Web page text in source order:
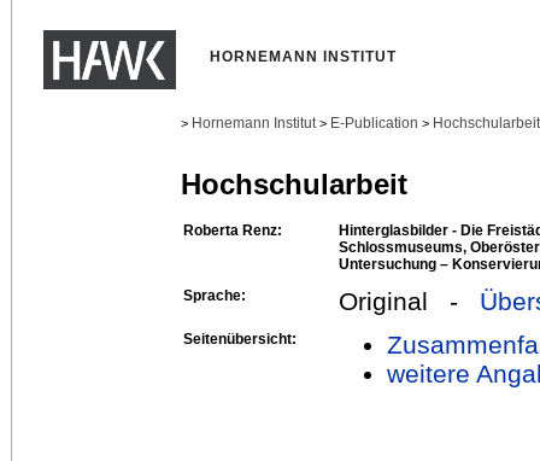
HORNEMANN INSTITUT
> Hornemann Institut > E-Publication >
Hochschularbeit
Roberta Renz:
Hinterglasbilder - Die
Schlossmuseums,
Untersuchung –
Sprache:
Original -
Seitenübersicht:
weitere